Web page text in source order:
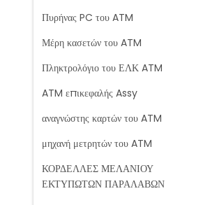
Πυρήνας PC του ATM
Μέρη κασετών του ATM
Πληκτρολόγιο του ΕΛΚ ATM
ATM επικεφαλής Assy
αναγνώστης καρτών του ATM
μηχανή μετρητών του ATM
ΚΟΡΔΕΛΛΕΣ ΜΕΛΑΝΙΟΥ
ΕΚΤΥΠΩΤΩΝ ΠΑΡΑΛΑΒΩΝ